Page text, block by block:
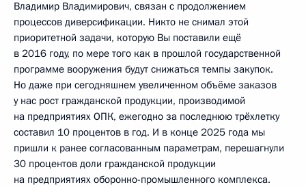
Владимир Владимирович, связан с продолжением
процессов диверсификации. Никто не снимал этой
приоритетной задачи, которую Вы поставили ещё
в 2016 году, по мере того как в прошлой государственной
программе вооружения будут снижаться темпы закупок.
Но даже при сегодняшнем увеличенном объёме заказов
у нас рост гражданской продукции, производимой
на предприятиях ОПК, ежегодно за последнюю трёхлетку
составил 10 процентов в год. И в конце 2025 года мы
пришли к ранее согласованным параметрам, перешагнули
30 процентов доли гражданской продукции
на предприятиях оборонно-промышленного комплекса.